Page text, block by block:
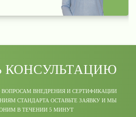
КОНСУЛЬТАЦИЮ
ВОПРОСАМ ВНЕДРЕНИЯ И СЕРТИФИКАЦИИ
СТАНДАРТА ОСТАВЬТЕ ЗАЯВКУ И МЫ
В ТЕЧЕНИИ 5 МИНУТ